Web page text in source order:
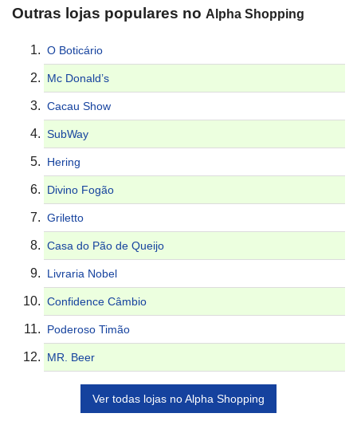
Outras lojas populares no Alpha Shopping
O Boticário
Mc Donald’s
Cacau Show
SubWay
Hering
Divino Fogão
Griletto
Casa do Pão de Queijo
Livraria Nobel
Confidence Câmbio
Poderoso Timão
MR. Beer
Ver todas lojas no Alpha Shopping